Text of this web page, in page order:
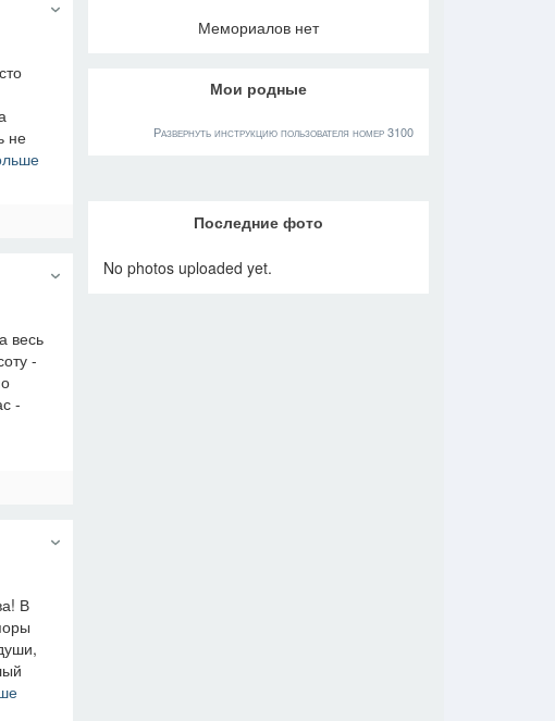
Мемориалов нет
Мои родные
Развернуть инструкцию пользователя номер 3100
Последние фото
No photos uploaded yet.
не
весь
-
-
В